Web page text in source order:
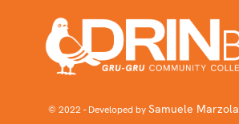
© 2022 - Developed bySamuele Marzola